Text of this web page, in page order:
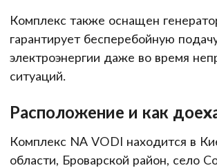
Комплекс также оснащен
гарантирует бесперебойную
электроэнергии даже во время
ситуаций.
Расположение и как
Комплекс NA VODI находится в
области, Броварской район, село